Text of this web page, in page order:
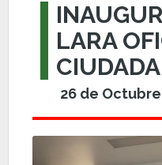
LARA
26 de Octubre